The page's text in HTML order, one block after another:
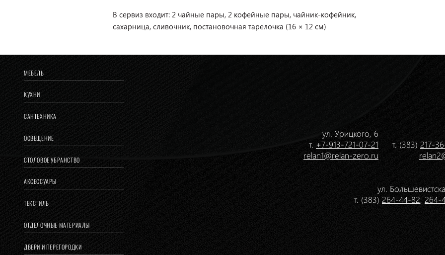
В сервиз входит: 2 чайные пары, 2 кофейные пары, чайник-кофейник,
сахарница, сливочник, постановочная тарелочка (16 × 12 см)
МЕБЕЛЬ
КУХНИ
САНТЕХНИКА
ОСВЕЩЕНИЕ
СТОЛОВОЕ УБРАНСТВО
АКСЕССУАРЫ
ТЕКСТИЛЬ
ОТДЕЛОЧНЫЕ МАТЕРИАЛЫ
ДВЕРИ И ПЕРЕГОРОДКИ
ул. Урицкого, 6
т. +7-913-721-07-21
relan1@relan-zero.ru
т. (383) 217-
ул.
т. (383) 264-44-82, 264-